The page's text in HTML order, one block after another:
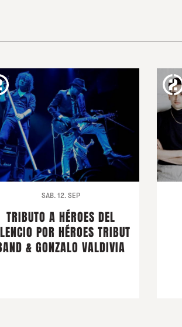
SAB. 12. SEP
TRIBUTO A HÉROES DEL
POR HÉROES TRIBUT
& GONZALO VALDIVIA